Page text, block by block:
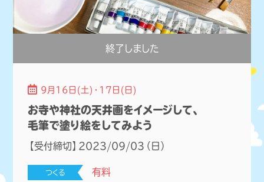
終了しました
9月16日(土)・17日(日)
お寺や神社の天井画をイメージして、
毛筆で塗り絵をしてみよう
【受付締切】2023/09/03（日）
つくる 有料